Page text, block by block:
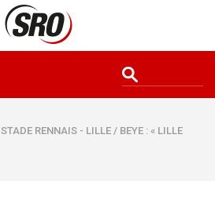
STADE RENNAIS - LILLE / BEYE : « LILLE